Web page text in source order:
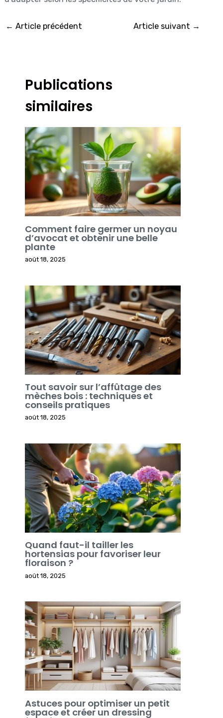
← Article précédent Article suivant →
Publications
similaires
Comment faire germer un noyau
d’avocat et obtenir une belle
plante
août 18, 2025
Tout savoir sur l’affûtage des
mèches bois : techniques et
conseils pratiques
août 18, 2025
Quand faut-il tailler les
hortensias pour favoriser leur
floraison ?
août 18, 2025
Astuces pour optimiser un petit
espace et créer un dressing